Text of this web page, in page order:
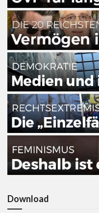
Download